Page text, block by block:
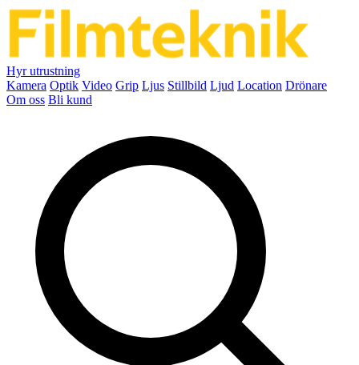
Hyr utrustning
Kamera Optik Video Grip Ljus Stillbild Ljud Location Drönare
Om oss Bli kund